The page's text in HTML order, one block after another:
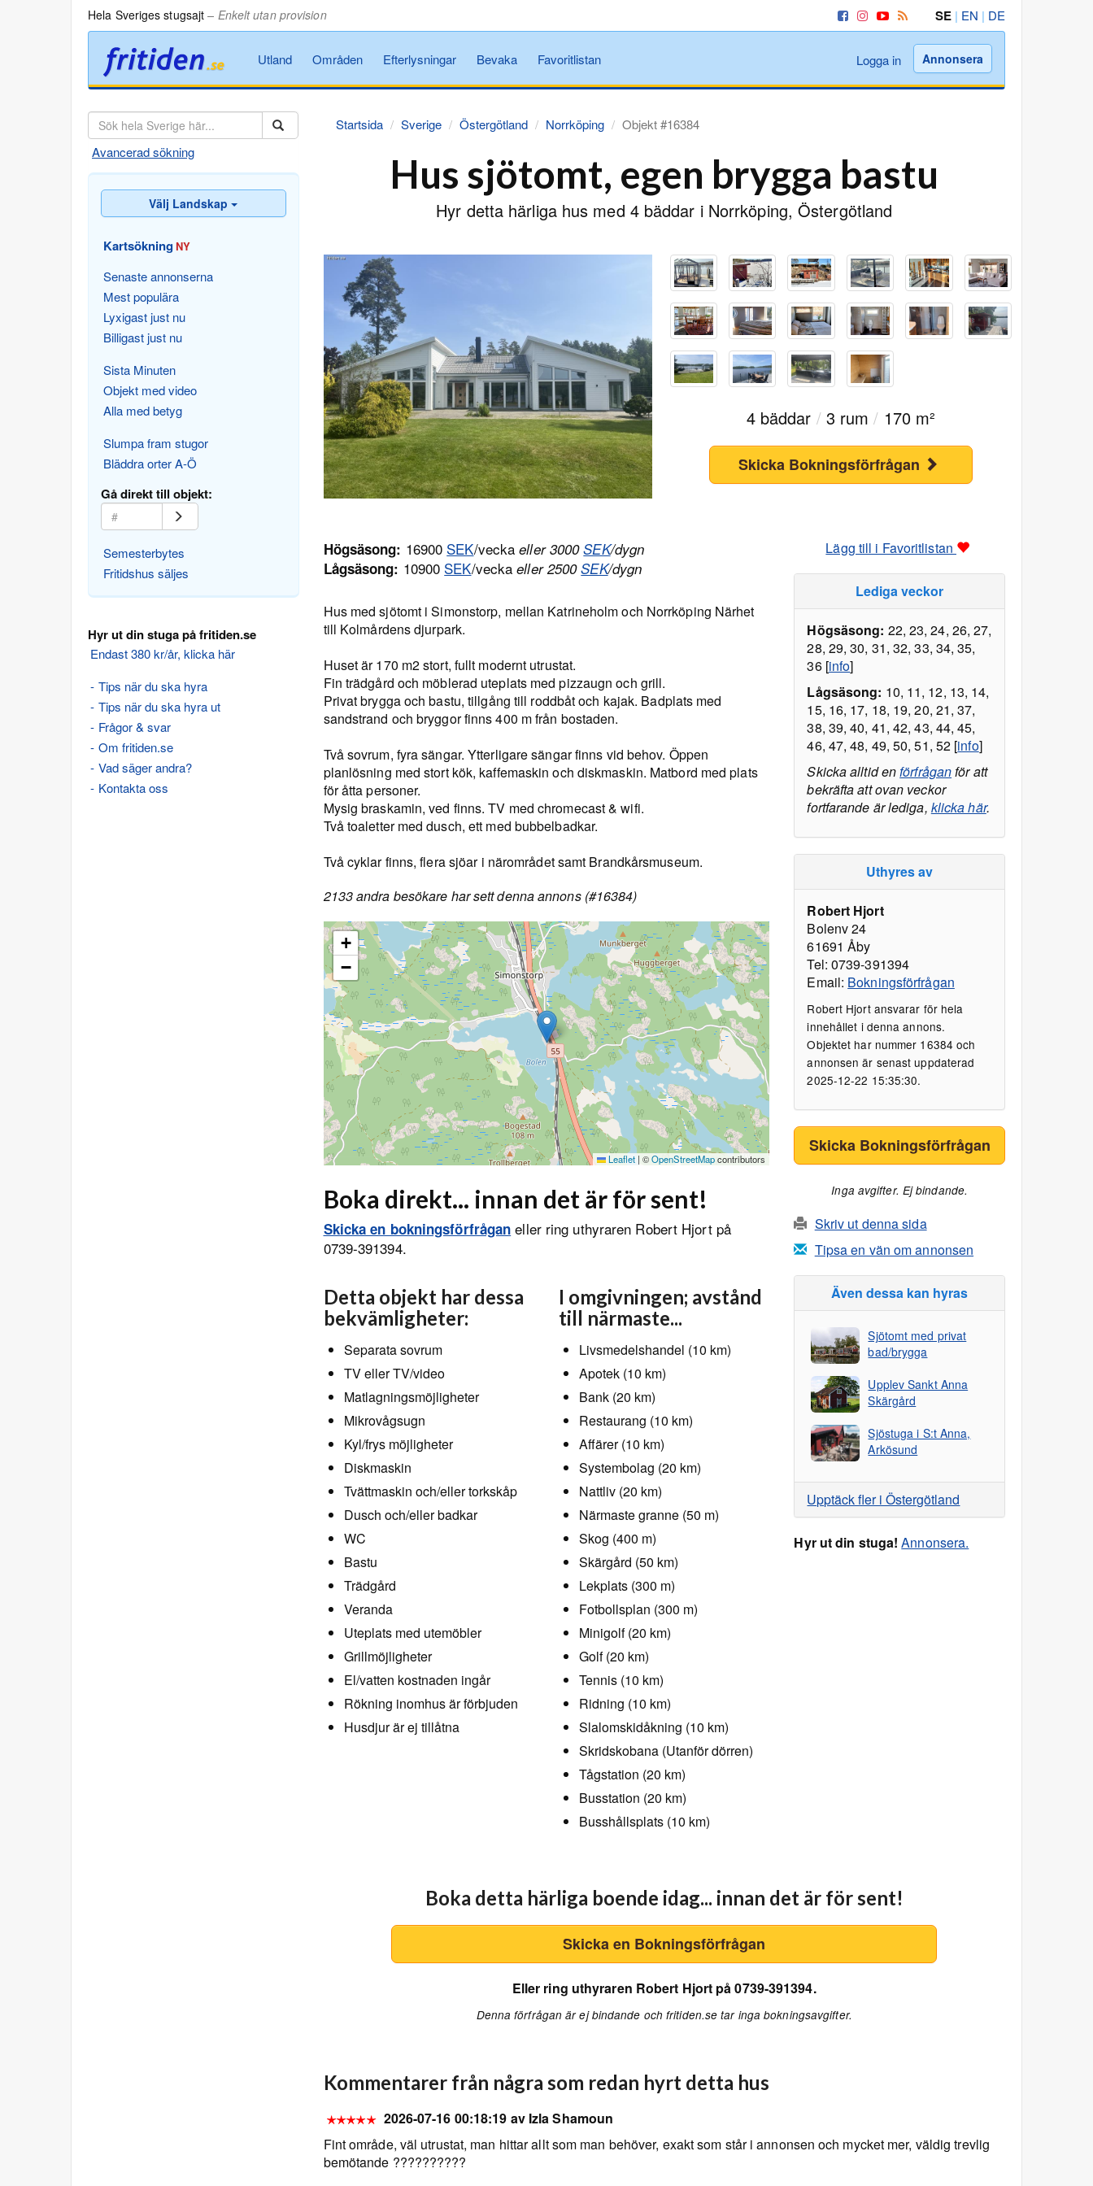
Hela Sveriges stugsajt– Enkelt utan provision SE | EN | DE
Utland Områden Efterlysningar Bevaka Favoritlistan Logga in Annonsera
Avancerad sökning
Välj Landskap
KartsökningNY
Senaste annonserna
Mest populära
Lyxigast just nu
Billigast just nu
Sista Minuten
Objekt med video
Alla med betyg
Slumpa fram stugor
Bläddra orter A-Ö
Gå direkt till objekt:
Semesterbytes
Fritidshus säljes
Hyr ut din stuga på fritiden.se
Endast 380 kr/år, klicka här
Tips när du ska hyra
Tips när du ska hyra ut
Frågor & svar
Om fritiden.se
Vad säger andra?
Kontakta oss
Startsida Sverige Östergötland Norrköping Objekt #16384
Hus sjötomt, egen brygga bastu
Hyr detta härliga hus med 4 bäddar i Norrköping, Östergötland
4 bäddar /3 rum/ 170 m²
Skicka Bokningsförfrågan
Högsäsong: 16900 SEK/veckaeller 3000SEK/dygn
Lågsäsong: 10900 SEK/veckaeller 2500SEK/dygn
Hus med sjötomt i Simonstorp, mellan Katrineholm och Norrköping Närhet
till Kolmårdens djurpark.
Huset är 170 m2 stort, fullt modernt utrustat.
Fin trädgård och möblerad uteplats med pizzaugn och grill.
Privat brygga och bastu, tillgång till roddbåt och kajak. Badplats med
sandstrand och bryggor finns 400 m från bostaden.
Två sovrum, fyra sängar. Ytterligare sängar finns vid behov. Öppen
planlösning med stort kök, kaffemaskin och diskmaskin. Matbord med plats
för åtta personer.
Mysig braskamin, ved finns. TV med chromecast & wifi.
Två toaletter med dusch, ett med bubbelbadkar.
Två cyklar finns, flera sjöar i närområdet samt Brandkårsmuseum.
2133 andra besökare har sett denna annons (#16384)
+
−
Leaflet | ©OpenStreetMapcontributors
Boka direkt... innan det är för sent!
Skicka en bokningsförfrågan eller ring uthyraren Robert Hjort på
0739-391394.
Detta objekt har dessa
bekvämligheter:
Separata sovrum
TV eller TV/video
Matlagningsmöjligheter
Mikrovågsugn
Kyl/frys möjligheter
Diskmaskin
Tvättmaskin och/eller torkskåp
Dusch och/eller badkar
WC
Bastu
Trädgård
Veranda
Uteplats med utemöbler
Grillmöjligheter
El/vatten kostnaden ingår
Rökning inomhus är förbjuden
Husdjur är ej tillåtna
I omgivningen; avstånd
till närmaste...
Livsmedelshandel (10 km)
Apotek (10 km)
Bank (20 km)
Restaurang (10 km)
Affärer (10 km)
Systembolag (20 km)
Nattliv (20 km)
Närmaste granne (50 m)
Skog (400 m)
Skärgård (50 km)
Lekplats (300 m)
Fotbollsplan (300 m)
Minigolf (20 km)
Golf (20 km)
Tennis (10 km)
Ridning (10 km)
Slalomskidåkning (10 km)
Skridskobana (Utanför dörren)
Tågstation (20 km)
Busstation (20 km)
Busshållsplats (10 km)
Lägg till i Favoritlistan
Lediga veckor
Högsäsong: 22, 23, 24, 26, 27,
28, 29, 30, 31, 32, 33, 34, 35,
36 [info]
Lågsäsong: 10, 11, 12, 13, 14,
15, 16, 17, 18, 19, 20, 21, 37,
38, 39, 40, 41, 42, 43, 44, 45,
46, 47, 48, 49, 50, 51, 52 [info]
Skicka alltid enförfråganför att
bekräfta att ovan veckor
fortfarande är lediga, klicka här.
Uthyres av
Robert Hjort
Bolenv 24
61691 Åby
Tel: 0739-391394
Email: Bokningsförfrågan
Robert Hjort ansvarar för hela
innehållet i denna annons.
Objektet har nummer 16384 och
annonsen är senast uppdaterad
2025-12-22 15:35:30.
Skicka Bokningsförfrågan
Inga avgifter. Ej bindande.
Skriv ut denna sida
Tipsa en vän om annonsen
Även dessa kan hyras
Sjötomt med privat
bad/brygga
Upplev Sankt Anna
Skärgård
Sjöstuga i S:t Anna,
Arkösund
Upptäck fler i Östergötland
Hyr ut din stuga! Annonsera.
Boka detta härliga boende idag... innan det är för sent!
Skicka en Bokningsförfrågan
Eller ring uthyraren Robert Hjort på 0739-391394.
Denna förfrågan är ej bindande och fritiden.se tar inga bokningsavgifter.
Kommentarer från några som redan hyrt detta hus
2026-07-16 00:18:19 av Izla Shamoun
Fint område, väl utrustat, man hittar allt som man behöver, exakt som står i annonsen och mycket mer, väldig trevlig
bemötande ??????????